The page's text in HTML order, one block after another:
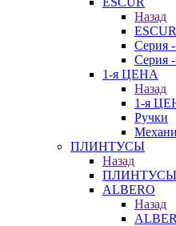
Назад
ESCUR
Серия -
Серия -
1-я ЦЕНА
Назад
1-я
Ручки
ПЛИНТУСЫ
Назад
ПЛИНТУСЫ
ALBERO
Назад